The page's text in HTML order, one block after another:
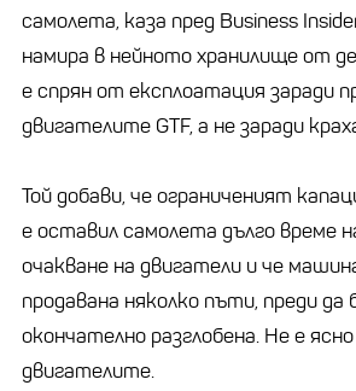
самолета, каза пред Business
намира в нейното хранилище от
е спрян от експлоатация заради
двигателите GTF, а не заради
Той добави, че ограниченият
е оставил самолета дълго време
очакване на двигатели и че
продавана няколко пъти, преди да
окончателно разглобена. Не е
двигателите.